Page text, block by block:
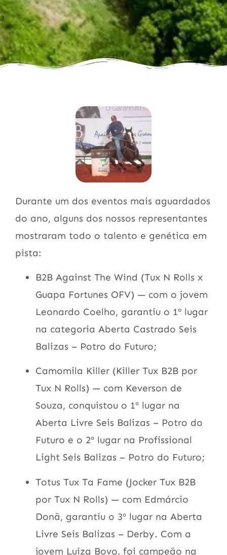
Durante um dos eventos mais aguardados
do ano, alguns dos nossos representantes
mostraram todo o talento e genética em
pista:
B2B Against The Wind (Tux N Rolls x
Guapa Fortunes OFV) — com o jovem
Leonardo Coelho, garantiu o 1º lugar
na categoria Aberta Castrado Seis
Balizas – Potro do Futuro;
Camomila Killer (Killer Tux B2B por
Tux N Rolls) — com Keverson de
Souza, conquistou o 1º lugar na
Aberta Livre Seis Balizas – Potro do
Futuro e o 2º lugar na Profissional
Light Seis Balizas – Potro do Futuro;
Totus Tux Ta Fame (Jocker Tux B2B
por Tux N Rolls) — com Edmárcio
Donã, garantiu o 3º lugar na Aberta
Livre Seis Balizas – Derby. Com a
jovem Luiza Bovo, foi campeão na